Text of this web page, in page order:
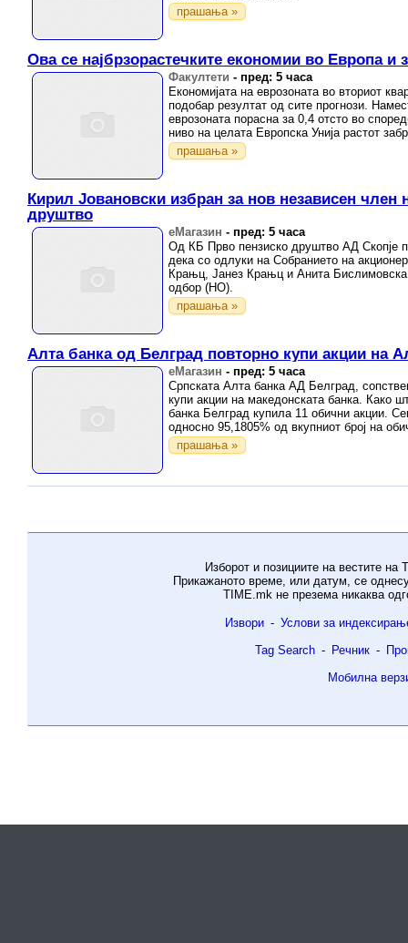
прашања »
Ова се најбрзорастечките економии во Европа и
Факултети - пред: 5 часа
Економијата на еврозоната во вториот
подобар резултат од сите прогнози.
еврозоната порасна за 0,4 отсто во
ниво на целата Европска Унија растот
прашања »
Кирил Јовановски избран за нов независен
друштво
еМагазин - пред: 5 часа
Од КБ Прво пензиско друштво АД Скопје
дека со одлуки на Собранието на
Крањц, Јанез Крањц и Анита
одбор (НО).
прашања »
Алта банка од Белград повторно купи акции на
еМагазин - пред: 5 часа
Српската Алта банка АД Белград,
купи акции на македонската банка. Како
банка Белград купила 11 обични акции.
односно 95,1805% од вкупниот број на
прашања »
Изборот и позициите на вестите на
Прикажаното време, или датум, се
TIME.mk не презема никаква
Извори - Услови за
Tag Search - Речник -
Мобилна